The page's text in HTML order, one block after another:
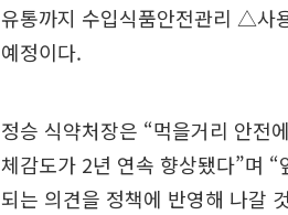
유통까지 수입식품안전관리 △사
예정이다.
정승 식약처장은 “먹을거리 안전
체감도가 2년 연속 향상됐다”며
되는 의견을 정책에 반영해 나갈